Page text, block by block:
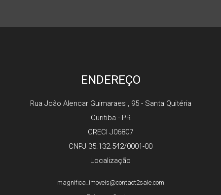
ENDEREÇO
Rua João Alencar Guimaraes , 95 - Santa Quitéria
Curitiba - PR
CRECI J06807
CNPJ 35.132.542/0001-00
Localização
magnifica_imoveis@contact2sale.com